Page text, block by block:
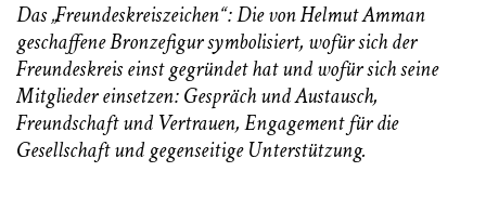
Das „Freundeskreiszeichen“: Die von Helmut Amman
geschaffene Bronzefigur symbolisiert, wofür sich der
Freundeskreis einst gegründet hat und wofür sich seine
Mitglieder einsetzen: Gespräch und Austausch,
Freundschaft und Vertrauen, Engagement für die
Gesellschaft und gegenseitige Unterstützung.